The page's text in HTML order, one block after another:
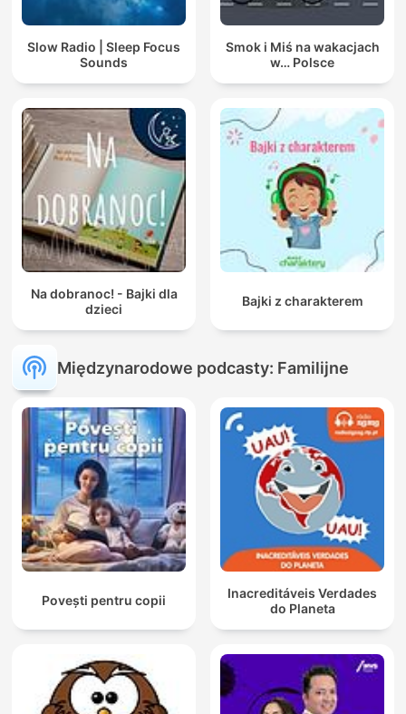
Slow Radio | Sleep Focus
Sounds
Smok i Miś na wakacjach
w… Polsce
Na dobranoc! - Bajki dla
dzieci
Bajki z charakterem
Międzynarodowe podcasty: Familijne
Povești pentru copii
Inacreditáveis Verdades
do Planeta